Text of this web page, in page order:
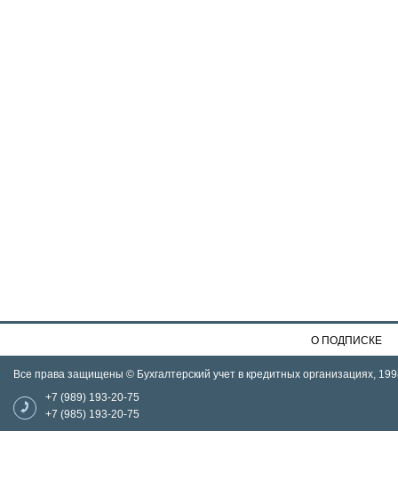
О ПОДПИСКЕ
Все права защищены © Бухгалтерский учет в кредитных организациях,
+7 (989) 193-20-75
+7 (985) 193-20-75